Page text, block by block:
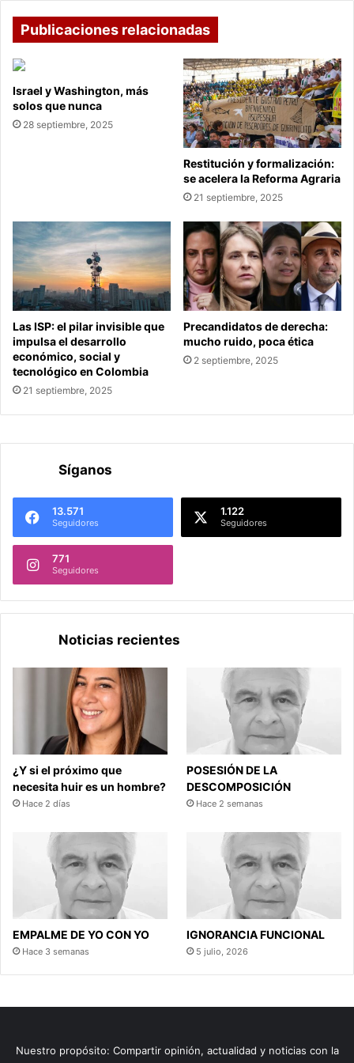
Publicaciones relacionadas
Israel y Washington, más
solos que nunca
28 septiembre, 2025
Restitución y formalización:
se acelera la Reforma Agraria
21 septiembre, 2025
Las ISP: el pilar invisible que
impulsa el desarrollo
económico, social y
tecnológico en Colombia
21 septiembre, 2025
Precandidatos de derecha:
mucho ruido, poca ética
2 septiembre, 2025
Síganos
13.571
Seguidores
1.122
Seguidores
771
Seguidores
Noticias recientes
¿Y si el próximo que
necesita huir es un hombre?
Hace 2 días
POSESIÓN DE LA
DESCOMPOSICIÓN
Hace 2 semanas
EMPALME DE YO CON YO
Hace 3 semanas
IGNORANCIA FUNCIONAL
5 julio, 2026
Nuestro propósito: Compartir opinión, actualidad y noticias con la